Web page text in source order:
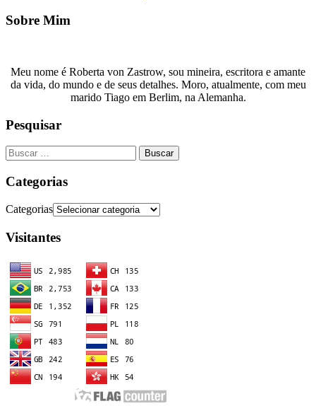
Sobre Mim
Meu nome é Roberta von Zastrow, sou mineira, escritora e amante
da vida, do mundo e de seus detalhes. Moro, atualmente, com meu
marido Tiago em Berlim, na Alemanha.
Pesquisar
Categorias
Categorias
Visitantes